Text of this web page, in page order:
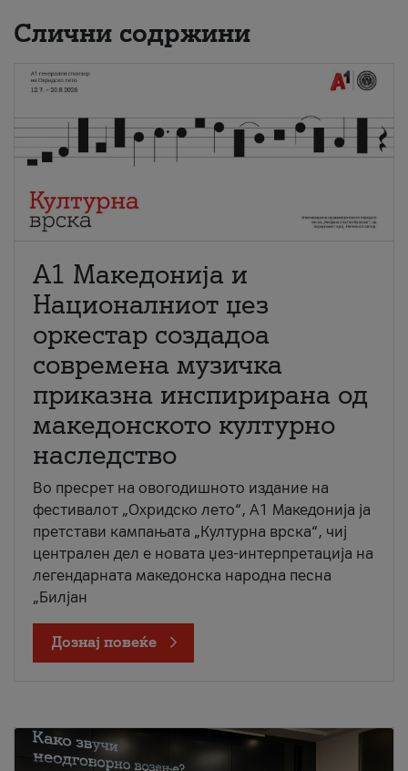
Слични содржини
А1 Македонија и
Националниот џез
оркестар создадоа
современа музичка
приказна инспирирана од
македонското културно
наследство
Во пресрет на овогодишното издание на
фестивалот „Охридско лето“, А1 Македонија ја
претстави кампањата „Културна врска“, чиј
централен дел е новата џез-интерпретација на
легендарната македонска народна песна
„Билјан
Дознај повеќе